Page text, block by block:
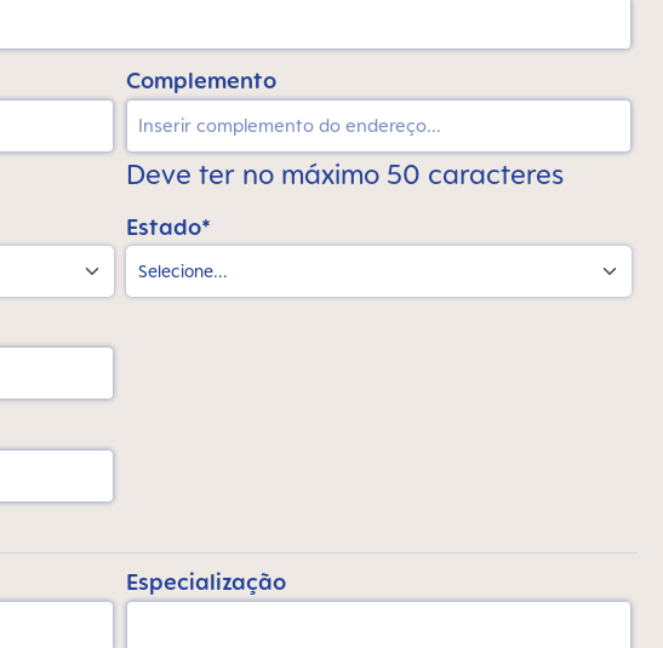
Complemento
Deve ter no máximo 50 caracteres
Estado*
Especialização